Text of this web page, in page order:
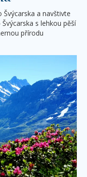
a navštivte
s lehkou pěší
přírodu